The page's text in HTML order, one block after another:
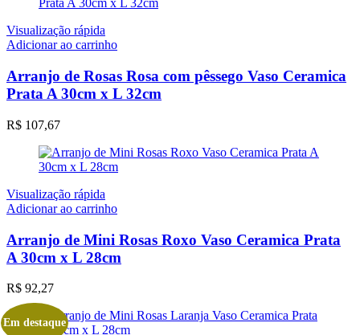
Visualização rápida
Adicionar ao carrinho
Arranjo de Rosas Rosa com pêssego Vaso Ceramica
Prata A 30cm x L 32cm
R$ 107,67
Visualização rápida
Adicionar ao carrinho
Arranjo de Mini Rosas Roxo Vaso Ceramica Prata
A 30cm x L 28cm
R$ 92,27
Em destaque